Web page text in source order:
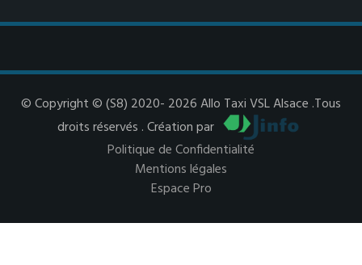
© Copyright © (S8) 2020- 2026 Allo Taxi VSL Alsace .Tous
droits réservés . Création par
Politique de Confidentialité
Mentions légales
Espace Pro